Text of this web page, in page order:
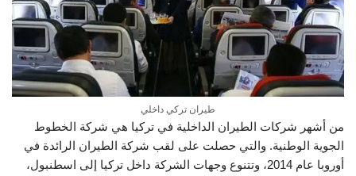
طيران تركي داخلي
من أشهر شركات الطيران الداخلية في تركيا هي شركة الخطوط
الجوية الوطنية. والتي حصلت على لقب شركة الطيران الرائدة في
أوروبا عام 2014، وتتنوع وجهات الشركة داخل تركيا إلى اسطنبول،